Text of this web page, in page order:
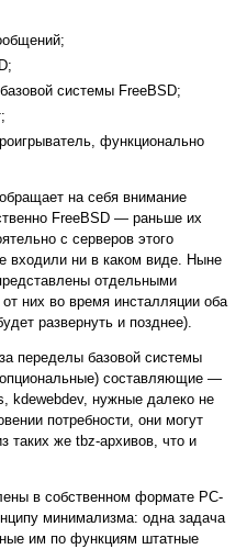
системы FreeBSD;
функционально
на себя внимание
FreeBSD — раньше их
с серверов этого
входили ни в каком виде. Ныне
отдельными
них во время инсталляции оба
развернуть и позднее).
переделы базовой системы
составляющие —
kdewebdev, нужные далеко не
потребности, они могут
таких же tbz-архивов, что и
в собственном формате PC-
минимализма: одна задача
им по функциям штатные